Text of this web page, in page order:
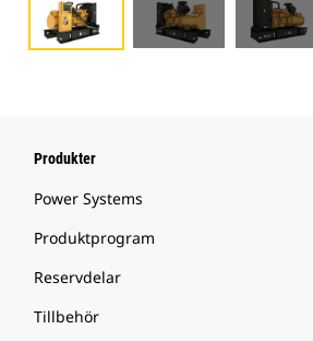
Produkter
Power Systems
Produktprogram
Reservdelar
Tillbehör